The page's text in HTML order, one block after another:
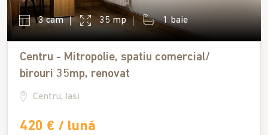
3 cam 35 mp 1 baie
Centru - Mitropolie, spatiu comercial/
birouri 35mp, renovat
Centru, Iasi
420 € / lună